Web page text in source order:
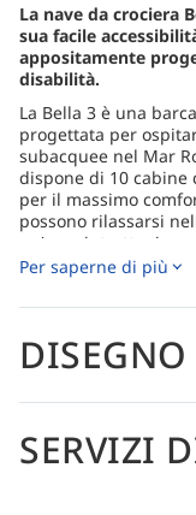
La nave da crociera
sua facile
appositamente
disabilità.
La Bella 3 è una
progettata per
subacquee nel Mar
dispone di 10 cabine
per il massimo
possono rilassarsi
un'area
ponte sole invita al
immersioni è ben
fotografica e ampio
I pasti a bordo
internazionale e
bevande. L'accesso
certificati.
Per saperne di più
SERVIZI